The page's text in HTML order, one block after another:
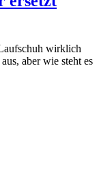
wirklich
aber wie steht es